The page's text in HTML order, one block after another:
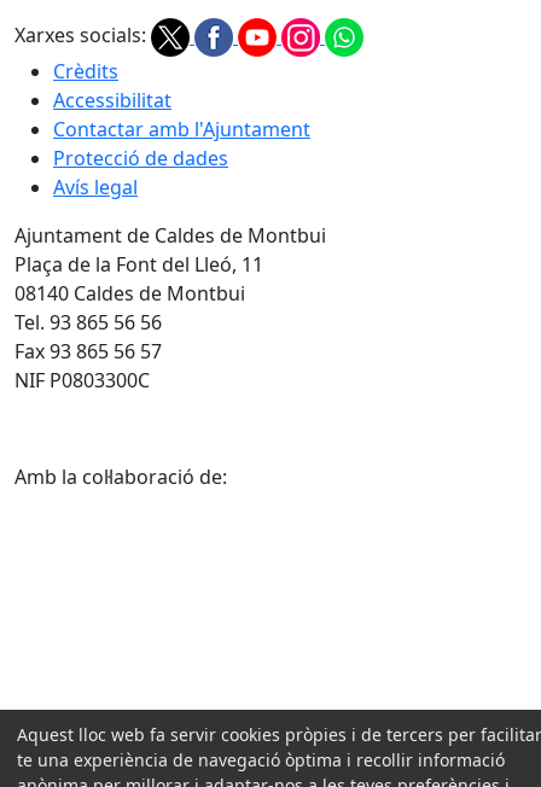
Xarxes socials:
Crèdits
Accessibilitat
Contactar amb l'Ajuntament
Protecció de dades
Avís legal
Ajuntament de Caldes de Montbui
Plaça de la Font del Lleó, 11
08140 Caldes de Montbui
Tel. 93 865 56 56
Fax 93 865 56 57
NIF P0803300C
Amb la col·laboració de:
Aquest lloc web fa servir cookies pròpies i de tercers per
te una experiència de navegació òptima i recollir informació